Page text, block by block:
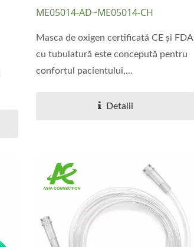
ME05014-AD~ME05014-CH
Masca de oxigen certificată CE și FDA
cu tubulatură este concepută pentru
confortul pacientului,...
Detalii